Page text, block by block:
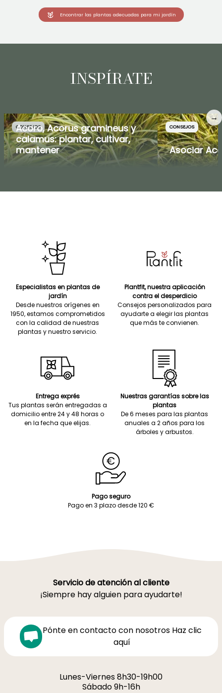
Encontrar las plantas adecuadas para mi jardín
INSPÍRATE
CONSEJOS
Acoro, Acorus gramineus y
calamus: plantar, cultivar,
mantener
CONSEJOS
Asociar
→
Especialistas en plantas de
jardín
Desde nuestros orígenes en
1950, estamos comprometidos
con la calidad de nuestras
plantas y nuestro servicio.
Plantfit, nuestra aplicación
contra el desperdicio
Consejos personalizados para
ayudarte a elegir las plantas
que más te convienen.
Entrega exprés
Tus plantas serán entregadas a
domicilio entre 24 y 48 horas o
en la fecha que elijas.
Nuestras garantías sobre las
plantas
De 6 meses para las plantas
anuales a 2 años para los
árboles y arbustos.
Pago seguro
Pago en 3 plazo desde 120 €
Servicio de atención al cliente
¡Siempre hay alguien para ayudarte!
Pónte en contacto con nosotros Haz clic
aquí
Lunes-Viernes 8h30-19h00
Sábado 9h-16h